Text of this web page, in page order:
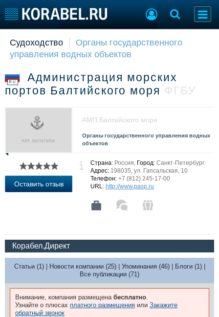
Судостроение
Пульс
Компании
Репутация
Крюинг
Журнал
Реклама
Торговая площадка
Доска объявлений
Оборудование
Изделия
Услуги
Конференции
Выставки и семинары
Личности
Флот
Галерея флота
Отзывы
Судоходство
Органы государственного
управления водных объектов
RU
Администрация морских
портов Балтийского моря ФГБУ
АМП Балтийского моря
Органы государственного управления водных
объектов
Оставить отзыв
Страна: Россия, Город: Санкт-Петербург
Адрес: 198035, ул. Гапсальская, 10
Телефон: +7 (812) 245-17-00
URL: http://www.pasp.ru
Корабел.Директ
Статьи (1)| Новости компании (25)| Упоминания (46)| Блоги (1)|
Все публикации (71)
Внимание, компания размещена бесплатно.
Узнайте о плюсах платного размещения или Закажите
обратный звонок